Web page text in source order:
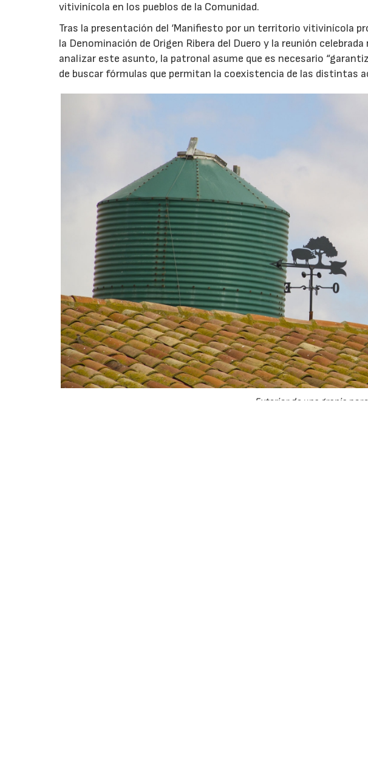
vitivinícola en los pueblos de la Comunidad.
Tras la presentación del ‘Manifiesto por un territorio vitivinícola
la Denominación de Origen Ribera del Duero y la reunión
analizar este asunto, la patronal asume que es necesario
de buscar fórmulas que permitan la coexistencia de las distintas
Exterior de una granja